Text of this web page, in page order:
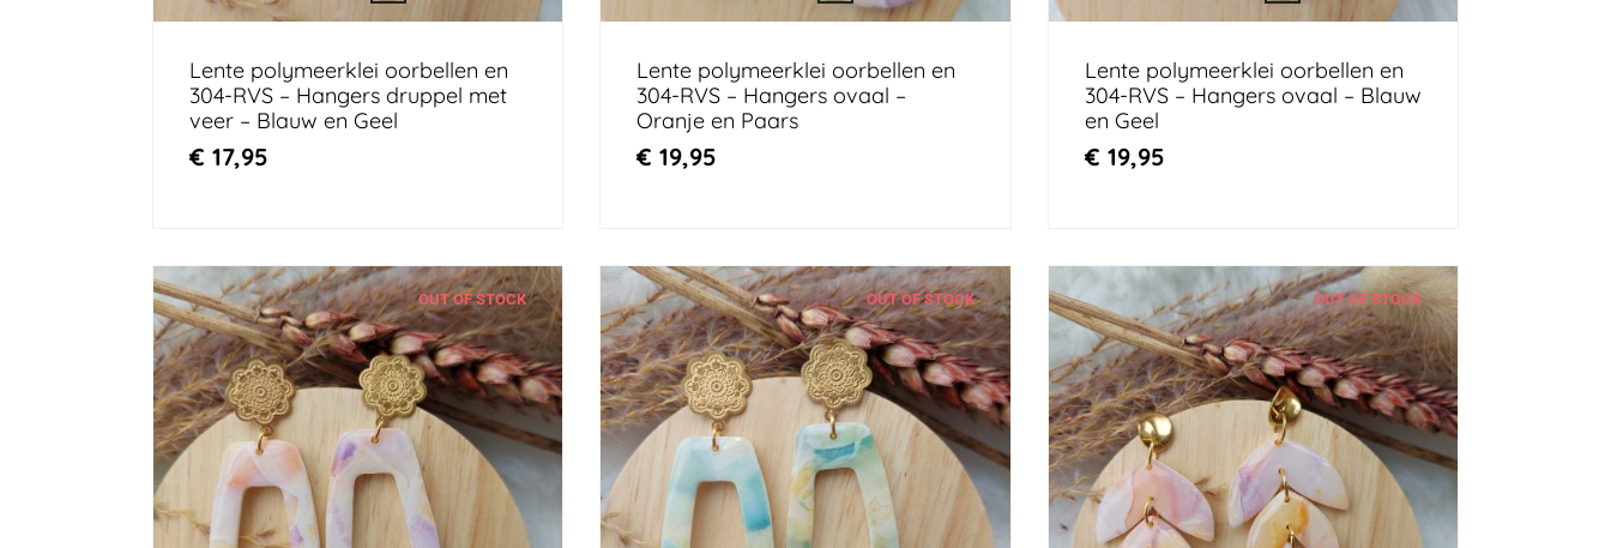
Lente polymeerklei oorbellen en
304-RVS – Hangers druppel met
veer – Blauw en Geel
€ 17,95
Lente polymeerklei oorbellen en
304-RVS – Hangers ovaal –
Oranje en Paars
€ 19,95
Lente polymeerklei oorbellen en
304-RVS – Hangers ovaal – Blauw
en Geel
€ 19,95
OUT OF STOCK OUT OF STOCK OUT OF STOCK